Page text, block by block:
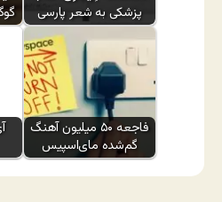
پزشکی به شعر پارسی
فاجعه ۵۰ میلیون آهنگ
گم‌شده مای‌اسپیس